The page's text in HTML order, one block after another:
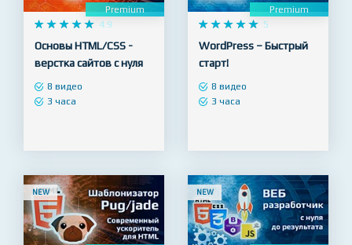
    
     4.9
Основы HTML/CSS -
верстка сайтов с нуля
Premium
  
  
WordPress – Быстрый
старт!
NEW NEW